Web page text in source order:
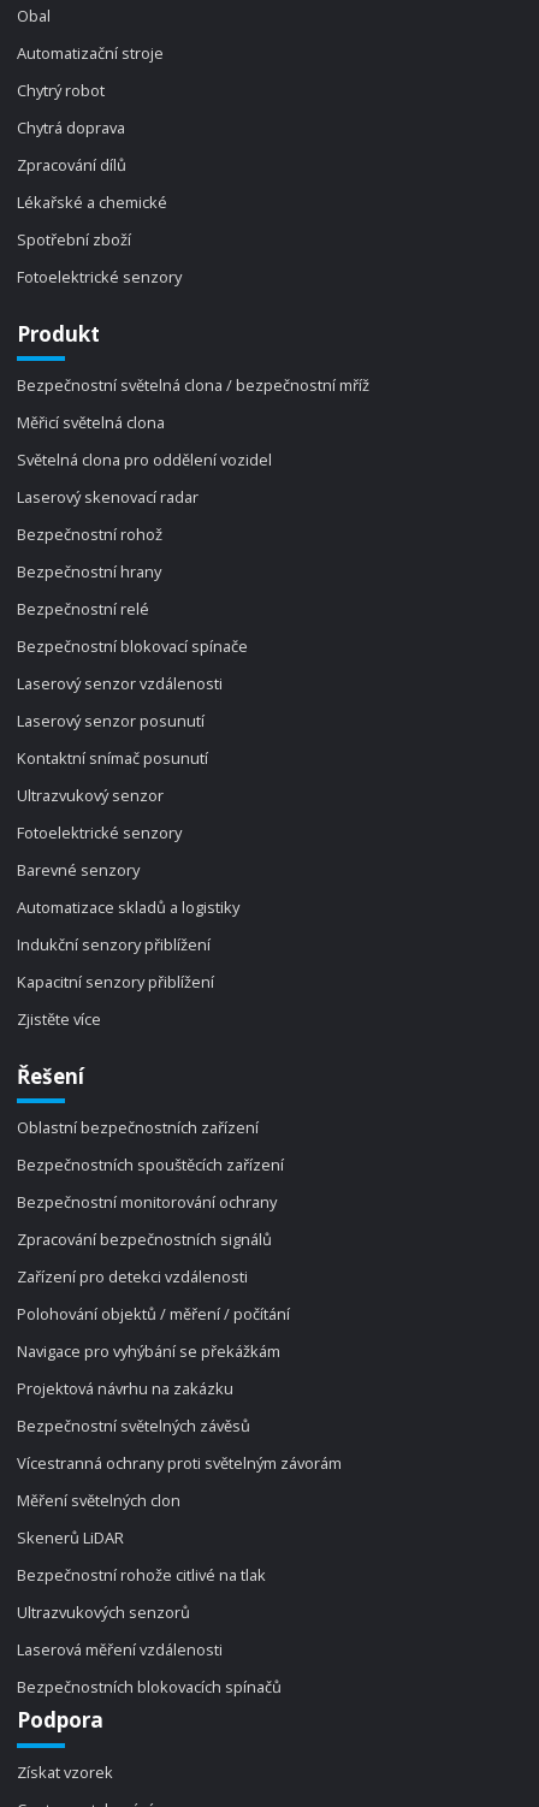
Obal
Automatizační stroje
Chytrý robot
Chytrá doprava
Zpracování dílů
Lékařské a chemické
Spotřební zboží
Fotoelektrické senzory
Produkt
Bezpečnostní světelná clona / bezpečnostní mříž
Měřicí světelná clona
Světelná clona pro oddělení vozidel
Laserový skenovací radar
Bezpečnostní rohož
Bezpečnostní hrany
Bezpečnostní relé
Bezpečnostní blokovací spínače
Laserový senzor vzdálenosti
Laserový senzor posunutí
Kontaktní snímač posunutí
Ultrazvukový senzor
Fotoelektrické senzory
Barevné senzory
Automatizace skladů a logistiky
Indukční senzory přiblížení
Kapacitní senzory přiblížení
Zjistěte více
Řešení
Oblastní bezpečnostních zařízení
Bezpečnostních spouštěcích zařízení
Bezpečnostní monitorování ochrany
Zpracování bezpečnostních signálů
Zařízení pro detekci vzdálenosti
Polohování objektů / měření / počítání
Navigace pro vyhýbání se překážkám
Projektová návrhu na zakázku
Bezpečnostní světelných závěsů
Vícestranná ochrany proti světelným závorám
Měření světelných clon
Skenerů LiDAR
Bezpečnostní rohože citlivé na tlak
Ultrazvukových senzorů
Laserová měření vzdálenosti
Bezpečnostních blokovacích spínačů
Podpora
Získat vzorek